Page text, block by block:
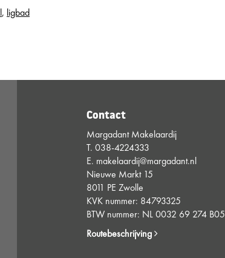
, ligbad
Contact
Margadant Makelaardij
T. 038-4224333
E. makelaardij@margadant.nl
Nieuwe Markt 15
8011 PE Zwolle
KVK nummer: 84793325
BTW nummer: NL 0032 69 274 B05
Routebeschrijving